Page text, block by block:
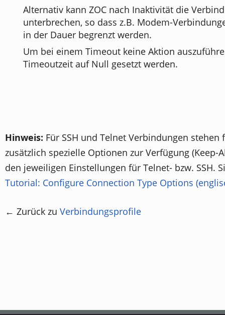
Alternativ kann ZOC nach Inaktivität die
unterbrechen, so dass z.B. Modem-
in der Dauer begrenzt werden.
Um bei einem Timeout keine Aktion
Timeoutzeit auf Null gesetzt werden.
Hinweis: Für SSH und Telnet Verbindungen stehen
zusätzlich spezielle Optionen zur Verfügung (Keep-
den jeweiligen Einstellungen für Telnet- bzw. SSH.
Tutorial: Configure Connection Type Options
← Zurück zu Verbindungsprofile